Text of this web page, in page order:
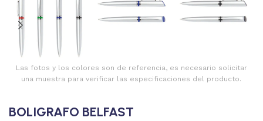
Las fotos y los colores son de referencia, es necesario solicitar
una muestra para verificar las especificaciones del producto.
BOLIGRAFO BELFAST